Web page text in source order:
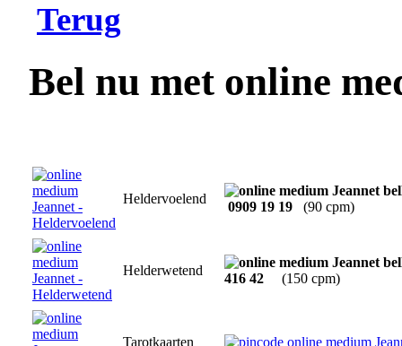
Terug
Bel nu met online
Heldervoelend
0909 19 19 (90 cpm)
Helderwetend
416 42 (150 cpm)
Tarotkaarten